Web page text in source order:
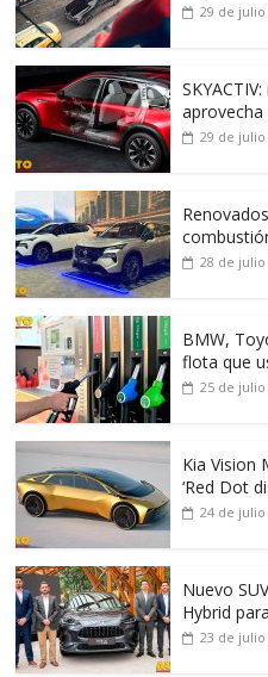
29 de julio
29 de julio
28 de julio
BMW,
flota que
25 de julio
Kia Vision
‘Red Dot
24 de julio
Nuevo
Hybrid
23 de julio